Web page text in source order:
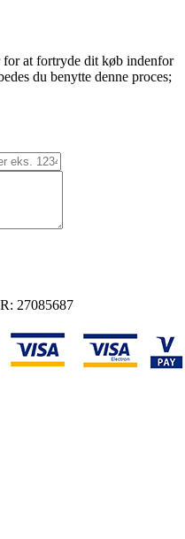
at fortryde dit køb indenfor
du benytte denne proces;
27085687